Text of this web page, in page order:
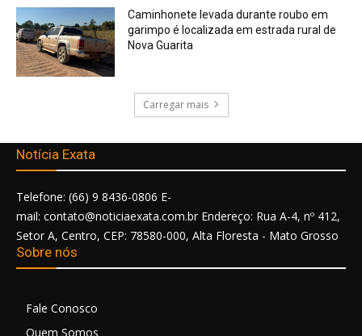
Caminhonete levada durante roubo em
garimpo é localizada em estrada rural de
Nova Guarita
Carregar mais
Notícia Exata
Telefone: (66) 9 8436-0806 E-
mail: contato@noticiaexata.com.br Endereço: Rua A-4, nº 412,
Setor A, Centro, CEP: 78580-000, Alta Floresta - Mato Grosso
Sobre nós
Fale Conosco
Quem Somos